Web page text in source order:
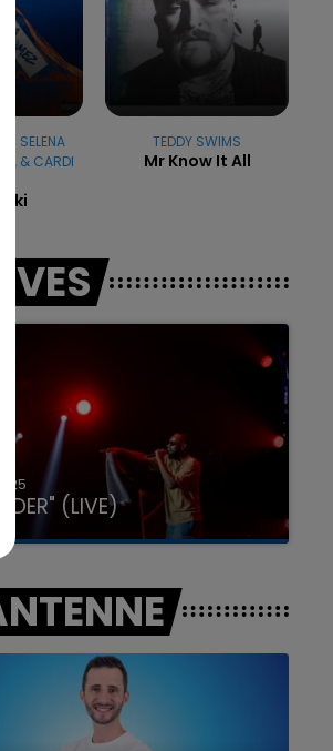
11h00
L'ÉTÉ
SELENA
& CARDI
TEDDY SWIMS
Mr Know It All
(LIVE)